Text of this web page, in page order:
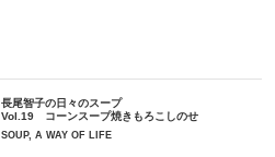
長尾智子の日々のスープ
Vol.19 コーンスープ焼きもろこしのせ
SOUP, A WAY OF LIFE